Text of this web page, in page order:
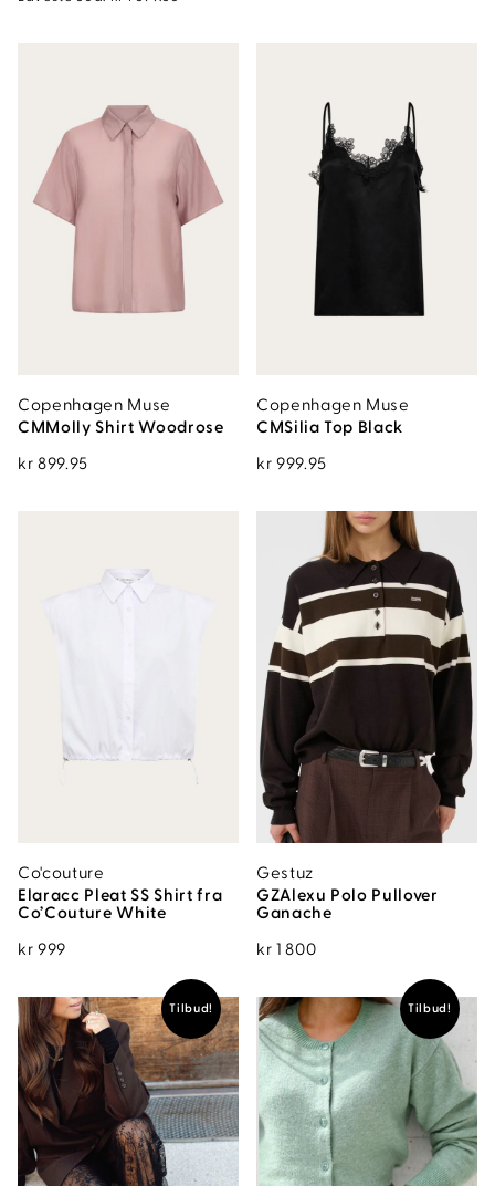
Copenhagen Muse
CMMolly Shirt Woodrose
kr 899.95
Copenhagen Muse
CMSilia Top Black
kr 999.95
Co'couture
Elaracc Pleat SS Shirt fra
Co’Couture White
kr 999
Gestuz
GZAlexu Polo Pullover
Ganache
kr 1 800
Tilbud! Tilbud!